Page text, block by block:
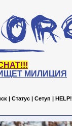
МИЛИЦИЯ
| Статус | Сетуп | HELP!